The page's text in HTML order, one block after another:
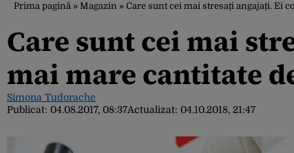
Prima pagină » Magazin » Care sunt cei mai stresați angajați. Ei
Care sunt cei mai
mai mare cantitate
Simona Tudorache
Publicat: 04.08.2017, 08:37Actualizat: 04.10.2018, 21:47